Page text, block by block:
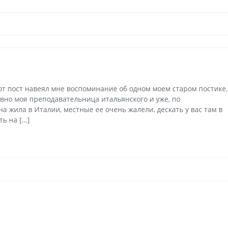
пост навеял мне воспоминание об одном моем старом постике.
моя преподавательница итальянского и уже, по
жила в Италии, местные ее очень жалели, дескать у вас там в
на […]